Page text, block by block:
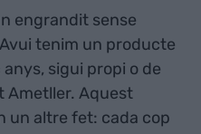
engrandit sense
tenim un producte
sigui propi o de
Ametller. Aquest
un altre fet: cada cop